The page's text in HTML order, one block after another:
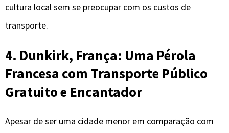
cultura local sem se preocupar com os custos de
transporte.
4. Dunkirk, França: Uma Pérola
Francesa com Transporte Público
Gratuito e Encantador
Apesar de ser uma cidade menor em comparação com